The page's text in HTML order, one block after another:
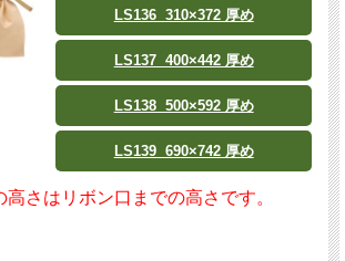
LS136 310×372 厚め
LS137 400×442 厚め
LS138 500×592 厚め
LS139 690×742 厚め
さはリボン口までの高さです。